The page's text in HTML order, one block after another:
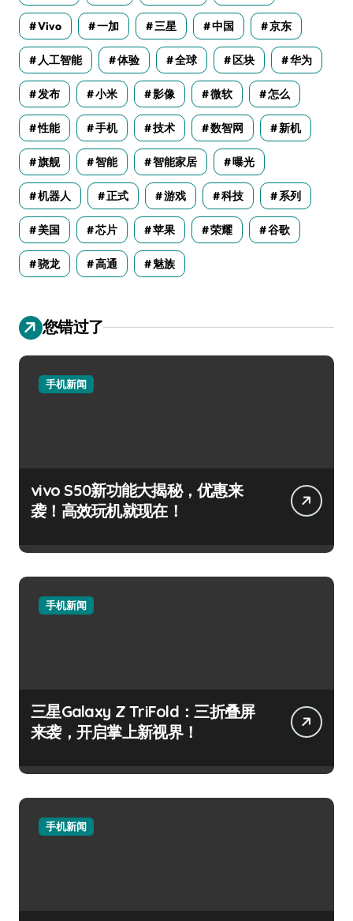
Vivo 一加 三星 中国 京东
人工智能 体验 全球 区块 华为
发布 小米 影像 微软 怎么
性能 手机 技术 数智网 新机
旗舰 智能 智能家居 曝光
机器人 正式 游戏 科技 系列
美国 芯片 苹果 荣耀 谷歌
骁龙 高通 魅族
您错过了
手机新闻
vivo S50新功能大揭秘，优惠来
袭！高效玩机就现在！
手机新闻
三星Galaxy Z TriFold：三折叠屏
来袭，开启掌上新视界！
手机新闻